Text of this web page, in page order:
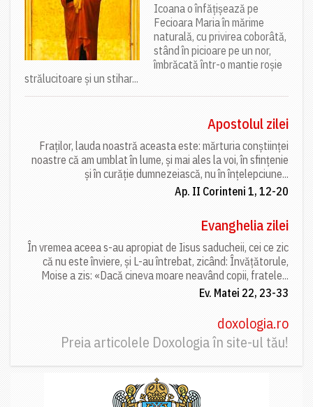
Icoana o înfățișează pe
Fecioara Maria în mărime
naturală, cu privirea coborâtă,
stând în picioare pe un nor,
îmbrăcată într-o mantie roșie
strălucitoare și un stihar...
Apostolul zilei
Fraților, lauda noastră aceasta este: mărturia conștiinței
noastre că am umblat în lume, și mai ales la voi, în sfințenie
și în curăție dumnezeiască, nu în înțelepciune...
Ap. II Corinteni 1, 12-20
Evanghelia zilei
În vremea aceea s-au apropiat de Iisus saducheii, cei ce zic
că nu este înviere, și L-au întrebat, zicând: Învățătorule,
Moise a zis: «Dacă cineva moare neavând copii, fratele...
Ev. Matei 22, 23-33
doxologia.ro
Preia articolele Doxologia în site-ul tău!